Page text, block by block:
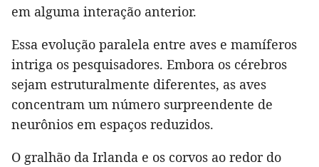
em alguma interação anterior.
Essa evolução paralela entre aves e mamíferos
intriga os pesquisadores. Embora os cérebros
sejam estruturalmente diferentes, as aves
concentram um número surpreendente de
neurônios em espaços reduzidos.
O gralhão da Irlanda e os corvos ao redor do